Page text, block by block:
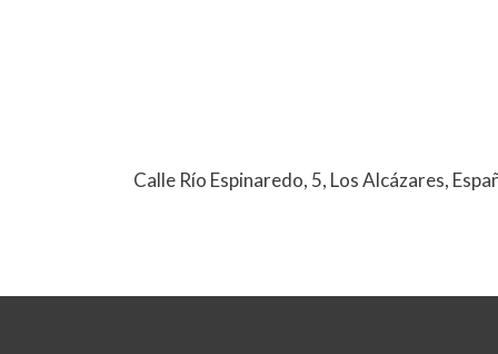
Calle Río Espinaredo, 5, Los Alcázares,